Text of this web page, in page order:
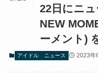
22日にニ
NEW
ーメント)
アイドル ニュース 2023年